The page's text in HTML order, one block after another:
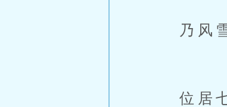
乃风雪
位居七